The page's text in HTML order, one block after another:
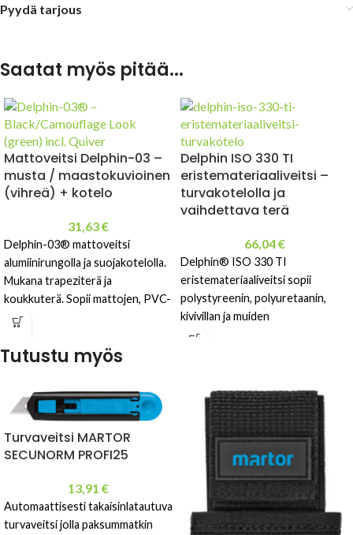
Pyydä tarjous
Saatat myös pitää...
Mattoveitsi Delphin-03 –
musta / maastokuvioinen
(vihreä) + kotelo
31,63€
Delphin-03® mattoveitsi
alumiinirungolla ja suojakotelolla.
Mukana trapeziterä ja
koukkuterä. Sopii mattojen, PVC-
materiaalien, bitumikermien ja
Delphin ISO 330 TI
eristemateriaaliveitsi –
turvakotelolla ja
vaihdettava terä
66,04€
Delphin® ISO 330 TI
eristemateriaaliveitsi sopii
polystyreenin, polyuretaanin,
kivivillan ja muiden
eristemateriaalien leikkaamiseen.
Tutustu myös
Turvaveitsi MARTOR
SECUNORM PROFI25
13,91 €
Automaattisesti takaisinlatautuva
turvaveitsi jolla paksummatkin